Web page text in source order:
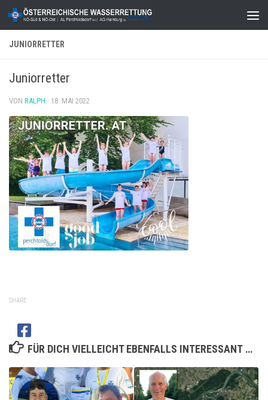
Zum Inhalt springen
JUNIORRETTER
Juniorretter
VON RALPH · 18. MAI 2022
SHARE
FÜR DICH VIELLEICHT EBENFALLS INTERESSANT …